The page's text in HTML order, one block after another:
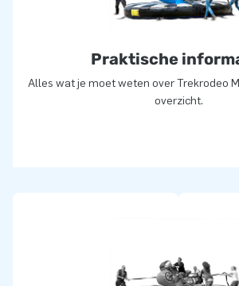
Praktische
Alles wat je moet weten over Trekrodeo
overzicht.